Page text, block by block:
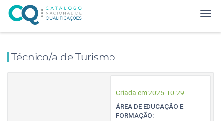
Técnico/a de Turismo
Criada em 2025-10-29
ÁREA DE EDUCAÇÃO E
FORMAÇÃO: